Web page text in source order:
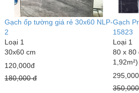
Gạch ốp tường giá rẻ 30x60 NLP-
2
Loại 1
30x60 cm
120,000đ
180,000 đ
Gạch
15823
Loại 1
80 x 80
1,92m²)